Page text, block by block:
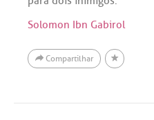
Solomon Ibn Gabirol
Compartilhar